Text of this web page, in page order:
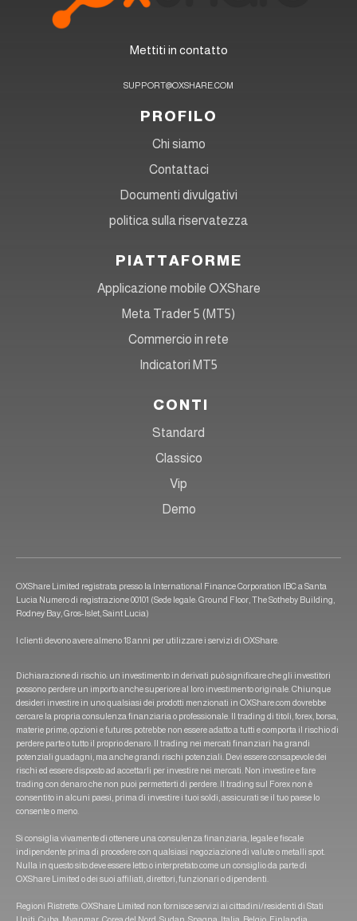
Mettiti in contatto
SUPPORT@OXSHARE.COM
PROFILO
Chi siamo
Contattaci
Documenti divulgativi
politica sulla riservatezza
PIATTAFORME
Applicazione mobile OXShare
Meta Trader 5 (MT5)
Commercio in rete
Indicatori MT5
CONTI
Standard
Classico
Vip
Demo
OXShare Limited registrata presso la International Finance Corporation IBC a Santa
Lucia Numero di registrazione 00101 (Sede legale: Ground Floor, The Sotheby Building,
Rodney Bay, Gros-Islet, Saint Lucia)
I clienti devono avere almeno 18 anni per utilizzare i servizi di OXShare.
Dichiarazione di rischio: un investimento in derivati può significare che gli investitori
possono perdere un importo anche superiore al loro investimento originale. Chiunque
desideri investire in uno qualsiasi dei prodotti menzionati in OXShare.com dovrebbe
cercare la propria consulenza finanziaria o professionale. Il trading di titoli, forex, borsa,
materie prime, opzioni e futures potrebbe non essere adatto a tutti e comporta il rischio di
perdere parte o tutto il proprio denaro. Il trading nei mercati finanziari ha grandi
potenziali guadagni, ma anche grandi rischi potenziali. Devi essere consapevole dei
rischi ed essere disposto ad accettarli per investire nei mercati. Non investire e fare
trading con denaro che non puoi permetterti di perdere. Il trading sul Forex non è
consentito in alcuni paesi, prima di investire i tuoi soldi, assicurati se il tuo paese lo
consente o meno.
Si consiglia vivamente di ottenere una consulenza finanziaria, legale e fiscale
indipendente prima di procedere con qualsiasi negoziazione di valute o metalli spot.
Nulla in questo sito deve essere letto o interpretato come un consiglio da parte di
OXShare Limited o dei suoi affiliati, direttori, funzionari o dipendenti.
Regioni Ristrette: OXShare Limited non fornisce servizi ai cittadini/residenti di Stati